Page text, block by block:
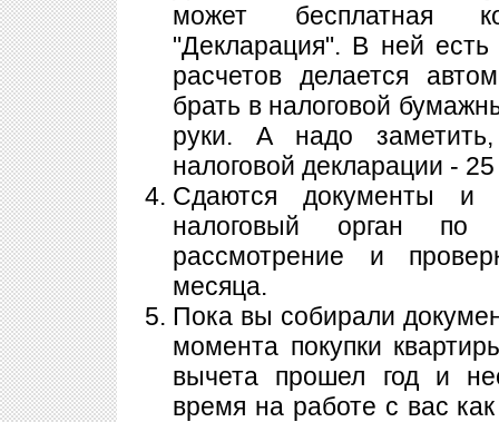
может бесплатная
"Декларация". В ней есть
расчетов делается
брать в налоговой
руки. А надо
налоговой декларации -
Сдаются документы и
налоговый орган по
рассмотрение и
месяца.
Пока вы собирали
момента покупки
вычета прошел год и
время на работе с вас